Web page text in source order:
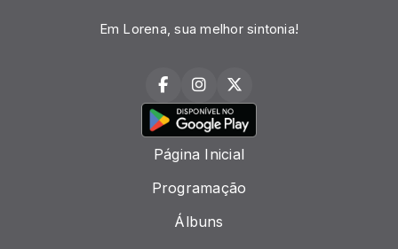
Em Lorena, sua melhor sintonia!
Página Inicial
Programação
Álbuns